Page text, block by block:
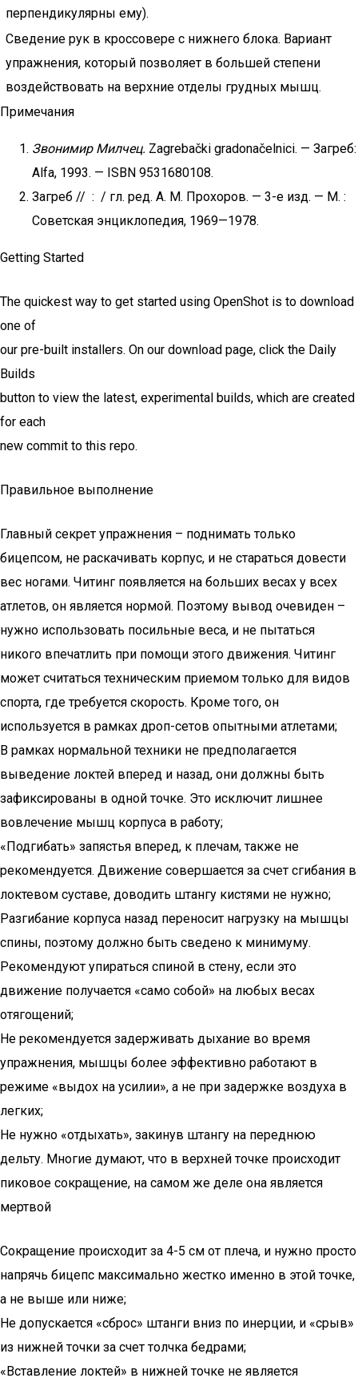
перпендикулярны ему).
Сведение рук в кроссовере с нижнего блока. Вариант
упражнения, который позволяет в большей степени
воздействовать на верхние отделы грудных мышц.
Примечания
Звонимир Милчец. Zagrebački gradonačelnici. — Загреб:
Alfa, 1993. — ISBN 9531680108.
Загреб // : / гл. ред. А. М. Прохоров. — 3-е изд. — М. :
Советская энциклопедия, 1969—1978.
Getting Started
The quickest way to get started using OpenShot is to download
one of
our pre-built installers. On our download page, click the Daily
Builds
button to view the latest, experimental builds, which are created
for each
new commit to this repo.
Правильное выполнение
Главный секрет упражнения – поднимать только
бицепсом, не раскачивать корпус, и не стараться довести
вес ногами. Читинг появляется на больших весах у всех
атлетов, он является нормой. Поэтому вывод очевиден –
нужно использовать посильные веса, и не пытаться
никого впечатлить при помощи этого движения. Читинг
может считаться техническим приемом только для видов
спорта, где требуется скорость. Кроме того, он
используется в рамках дроп-сетов опытными атлетами;
В рамках нормальной техники не предполагается
выведение локтей вперед и назад, они должны быть
зафиксированы в одной точке. Это исключит лишнее
вовлечение мышц корпуса в работу;
«Подгибать» запястья вперед, к плечам, также не
рекомендуется. Движение совершается за счет сгибания в
локтевом суставе, доводить штангу кистями не нужно;
Разгибание корпуса назад переносит нагрузку на мышцы
спины, поэтому должно быть сведено к минимуму.
Рекомендуют упираться спиной в стену, если это
движение получается «само собой» на любых весах
отягощений;
Не рекомендуется задерживать дыхание во время
упражнения, мышцы более эффективно работают в
режиме «выдох на усилии», а не при задержке воздуха в
легких;
Не нужно «отдыхать», закинув штангу на переднюю
дельту. Многие думают, что в верхней точке происходит
пиковое сокращение, на самом же деле она является
мертвой
Сокращение происходит за 4-5 см от плеча, и нужно просто
напрячь бицепс максимально жестко именно в этой точке,
а не выше или ниже;
Не допускается «сброс» штанги вниз по инерции, и «срыв»
из нижней точки за счет толчка бедрами;
«Вставление локтей» в нижней точке не является